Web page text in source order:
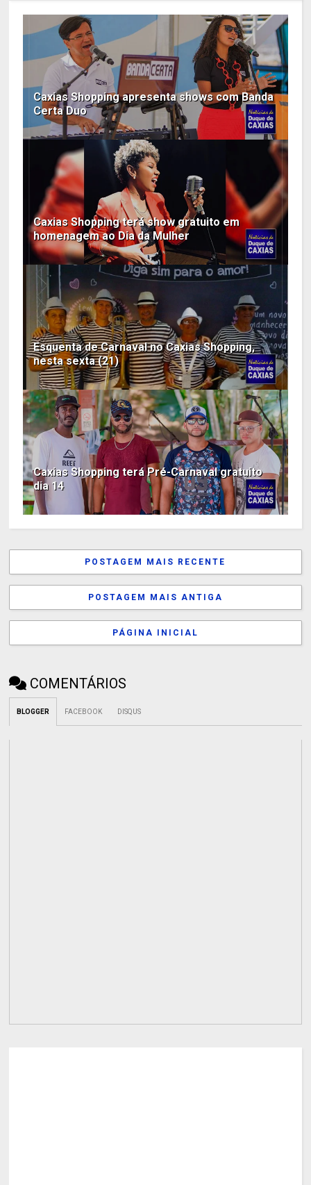
Caxias Shopping apresenta shows com Banda
Certa Duo
Caxias Shopping terá show gratuito em
homenagem ao Dia da Mulher
Esquenta de Carnaval no Caxias Shopping,
nesta sexta (21)
Caxias Shopping terá Pré-Carnaval gratuito
dia 14
POSTAGEM MAIS RECENTE
POSTAGEM MAIS ANTIGA
PÁGINA INICIAL
COMENTÁRIOS
BLOGGER FACEBOOK DISQUS